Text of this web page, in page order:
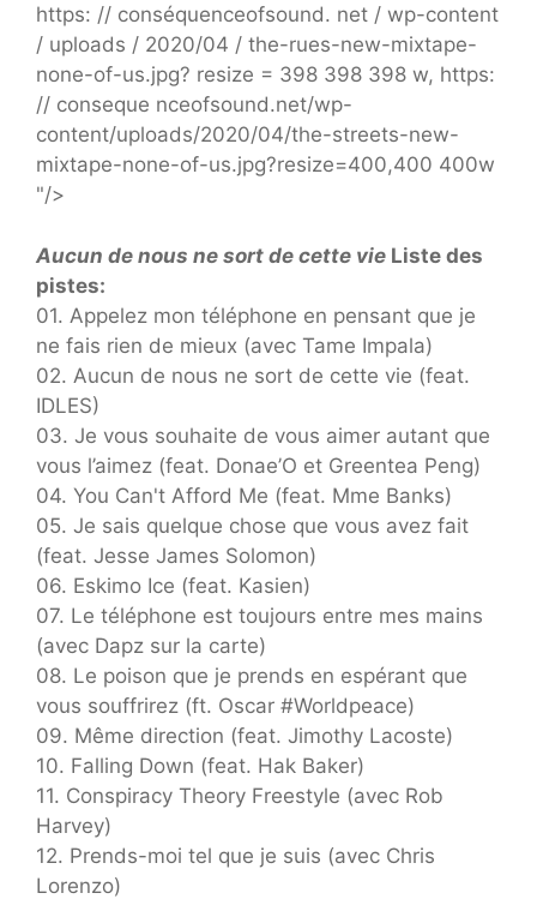
https: // conséquenceofsound. net / wp-content
/ uploads / 2020/04 / the-rues-new-mixtape-
none-of-us.jpg? resize = 398 398 398 w, https:
// conseque nceofsound.net/wp-
content/uploads/2020/04/the-streets-new-
mixtape-none-of-us.jpg?resize=400,400 400w
"/>
Aucun de nous ne sort de cette vie Liste des
pistes:
01. Appelez mon téléphone en pensant que je
ne fais rien de mieux (avec Tame Impala)
02. Aucun de nous ne sort de cette vie (feat.
IDLES)
03. Je vous souhaite de vous aimer autant que
vous l’aimez (feat. Donae’O et Greentea Peng)
04. You Can't Afford Me (feat. Mme Banks)
05. Je sais quelque chose que vous avez fait
(feat. Jesse James Solomon)
06. Eskimo Ice (feat. Kasien)
07. Le téléphone est toujours entre mes mains
(avec Dapz sur la carte)
08. Le poison que je prends en espérant que
vous souffrirez (ft. Oscar #Worldpeace)
09. Même direction (feat. Jimothy Lacoste)
10. Falling Down (feat. Hak Baker)
11. Conspiracy Theory Freestyle (avec Rob
Harvey)
12. Prends-moi tel que je suis (avec Chris
Lorenzo)